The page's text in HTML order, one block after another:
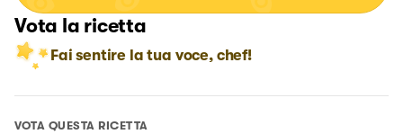
Vota la ricetta
Fai sentire la tua voce, chef!
VOTA QUESTA RICETTA